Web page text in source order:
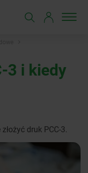
3 i kiedy
druk PCC-3.